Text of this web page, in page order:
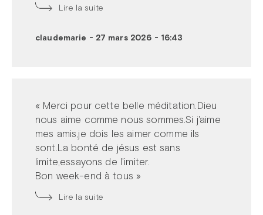
Lire la suite
claudemarie - 27 mars 2026 - 16:43
« Merci pour cette belle méditation.Dieu
nous aime comme nous sommes.Si j'aime
mes amis,je dois les aimer comme ils
sont.La bonté de jésus est sans
limite,essayons de l'imiter.
Bon week-end à tous »
Lire la suite